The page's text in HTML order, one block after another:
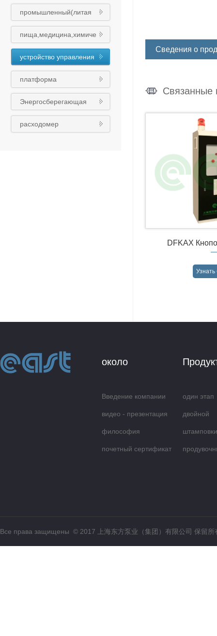
муниципальный
(чугунный шариковый)
клапан
промышленный(литая
сталь)клапан
пища,медицина,химиче
ская промышленность
клапан
устройство управления
платформа
интеллигентного облака
Восточного насоса
Энергосберегающая
реконструкция
расходомер
Сведения о
Связанные
DFKAX
около
Введение компании
видео - презентация
философия
обслуживания
почетный сертификат
один этап
двойной
Все права защищены © 2017 上海东方泵业（集团）有限公司 保留